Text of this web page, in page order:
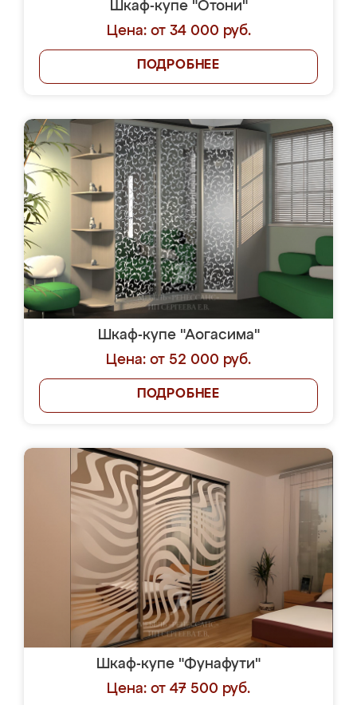
Шкаф-купе "Отони"
Цена: от 34 000 руб.
ПОДРОБНЕЕ
Шкаф-купе "Аогасима"
Цена: от 52 000 руб.
ПОДРОБНЕЕ
Шкаф-купе "Фунафути"
Цена: от 47 500 руб.